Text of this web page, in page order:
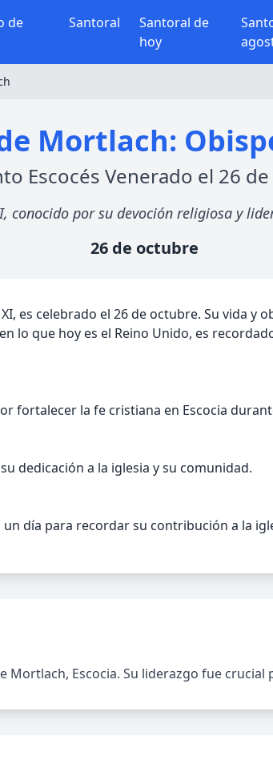
de
Santoral
Santoral de
hoy
Mortlach:
Escocés Venerado el 26
conocido por su devoción religiosa y
26 de octubre
es celebrado el 26 de octubre. Su vida y
lo que hoy es el Reino Unido, es
fortalecer la fe cristiana en Escocia
dedicación a la iglesia y su comunidad.
día para recordar su contribución a la
Mortlach, Escocia. Su liderazgo fue